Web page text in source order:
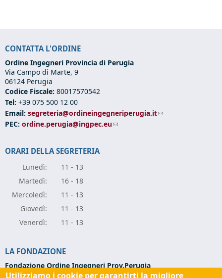
CONTATTA L'ORDINE
Ordine Ingegneri Provincia di Perugia
Via Campo di Marte, 9
06124 Perugia
Codice Fiscale: 80017570542
Tel: +39 075 500 12 00
Email: segreteria@ordineingegneriperugia.it(link sends e-mail)
PEC: ordine.perugia@ingpec.eu(link sends e-mail)
ORARI DELLA SEGRETERIA
Lunedì:
11 - 13
Martedì:
16 - 18
Mercoledì:
11 - 13
Giovedì:
11 - 13
Venerdì: 11 - 13
LA FONDAZIONE
Fondazione Ordine Ingegneri Prov.Perugia
Via Campo di Marte, 9 - 06124 Perugia
Utilizziamo i cookie per garantirti la migliore